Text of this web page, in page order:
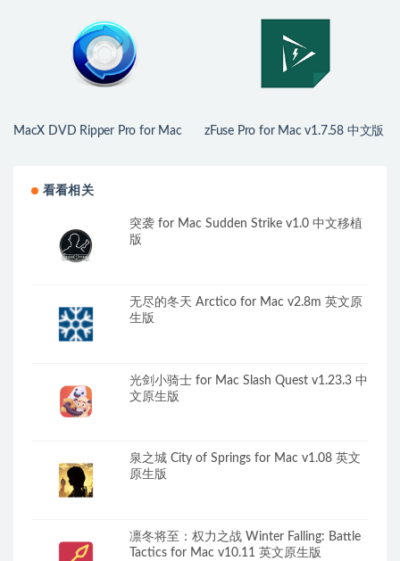
MacX DVD Ripper Pro for Mac
zFuse Pro for Mac v1.7.58 中文版
看看相关
突袭 for Mac Sudden Strike v1.0 中文移植
版
无尽的冬天 Arctico for Mac v2.8m 英文原
生版
光剑小骑士 for Mac Slash Quest v1.23.3 中
文原生版
泉之城 City of Springs for Mac v1.08 英文
原生版
凛冬将至：权力之战 Winter Falling: Battle
Tactics for Mac v10.11 英文原生版